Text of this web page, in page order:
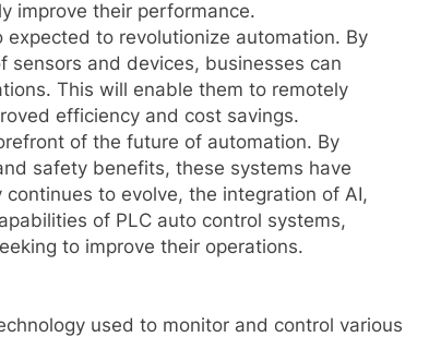
improve their performance.
to revolutionize automation. By
sensors and devices, businesses can
This will enable them to remotely
efficiency and cost savings.
of the future of automation. By
safety benefits, these systems have
to evolve, the integration of AI,
of PLC auto control systems,
to improve their operations.
used to monitor and control various